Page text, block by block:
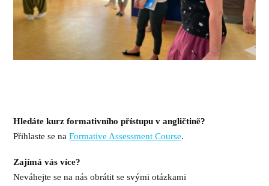
Hledáte kurz formativního přístupu v angličtině?
Přihlaste se naFormative Assessment Course.
Zajímá vás více?
Neváhejte se na nás obrátit se svými otázkami